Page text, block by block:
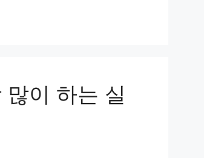
이 하는 실